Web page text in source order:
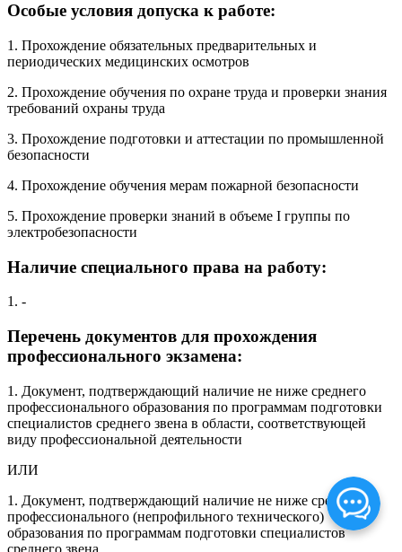
Особые условия допуска к работе:
1. Прохождение обязательных предварительных и
периодических медицинских осмотров
2. Прохождение обучения по охране труда и проверки знания
требований охраны труда
3. Прохождение подготовки и аттестации по промышленной
безопасности
4. Прохождение обучения мерам пожарной безопасности
5. Прохождение проверки знаний в объеме I группы по
электробезопасности
Наличие специального права на работу:
1. -
Перечень документов для прохождения
профессионального экзамена:
1. Документ, подтверждающий наличие не ниже среднего
профессионального образования по программам подготовки
специалистов среднего звена в области, соответствующей
виду профессиональной деятельности
ИЛИ
1. Документ, подтверждающий наличие не ниже среднего
профессионального (непрофильного технического)
образования по программам подготовки специалистов
среднего звена